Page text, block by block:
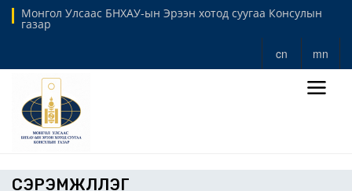
Монгол Улсаас БНХАУ-ын Эрээн хотод суугаа Консулын
газар
cn mn
СЭРЭМЖЛҮҮЛЭГ